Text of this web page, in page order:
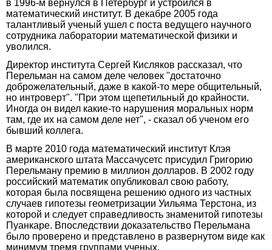
в 1996-м вернулся в Петербург и устроился в
математический институт. В декабре 2005 года
талантливый ученый ушел с поста ведущего научного
сотрудника лаборатории математической физики и
уволился.
Директор института Сергей Кисляков рассказал, что
Перельман на самом деле человек "достаточно
доброжелательный, даже в какой-то мере общительный,
но интроверт". "При этом щепетильный до крайности.
Иногда он видел какие-то нарушения моральных норм
там, где их на самом деле нет", - сказал об ученом его
бывший коллега.
В марте 2010 года математический институт Клэя
американского штата Массачусетс присудил Григорию
Перельману премию в миллион долларов. В 2002 году
российский математик опубликовал свою работу,
которая была посвящена решению одного из частных
случаев гипотезы геометризации Уильяма Терстона, из
которой и следует справедливость знаменитой гипотезы
Пуанкаре. Впоследствии доказательство Перельмана
было проверено и представлено в развернутом виде как
минимум тремя группами ученых.